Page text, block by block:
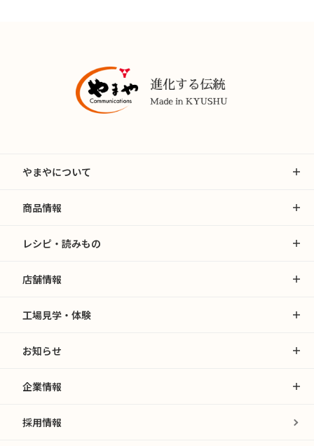
やまやについて
商品情報
レシピ・読みもの
店舗情報
工場見学・体験
お知らせ
企業情報
採用情報